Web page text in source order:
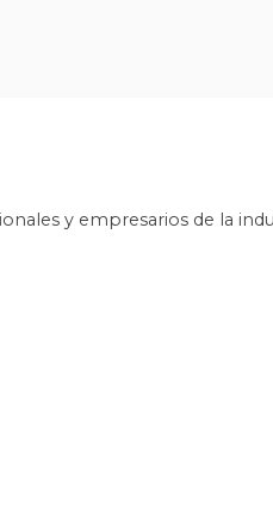
y empresarios de la